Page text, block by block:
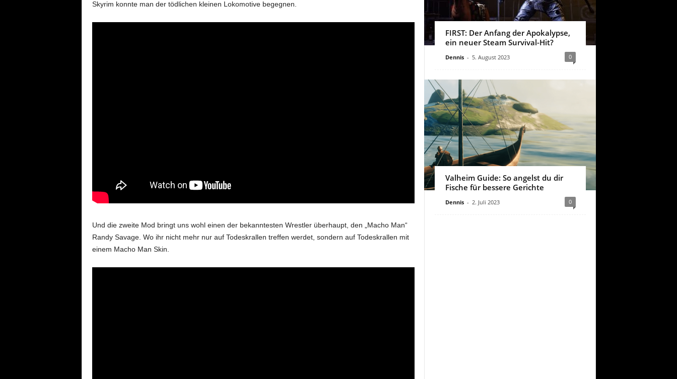
Skyrim konnte man der tödlichen kleinen Lokomotive begegnen.
Und die zweite Mod bringt uns wohl einen der bekanntesten Wrestler überhaupt, den „Macho Man“
Randy Savage. Wo ihr nicht mehr nur auf Todeskrallen treffen werdet, sondern auf Todeskrallen mit
einem Macho Man Skin.
FIRST: Der Anfang der Apokalypse,
ein neuer Steam Survival-Hit?
Dennis - 5. August 2023 0
Valheim Guide: So angelst du dir
Fische für bessere Gerichte
Dennis - 2. Juli 2023 0